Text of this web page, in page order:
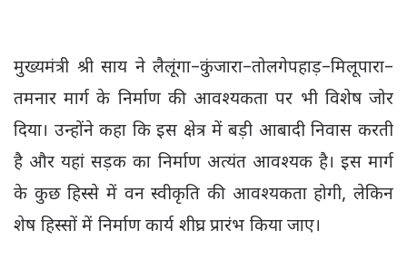
मुख्यमंत्री श्री साय ने लैलूंगा–कुंजारा–तोलगेपहाड़–मिलूपारा–
तमनार मार्ग के निर्माण की आवश्यकता पर भी विशेष जोर
दिया। उन्होंने कहा कि इस क्षेत्र में बड़ी आबादी निवास करती
है और यहां सड़क का निर्माण अत्यंत आवश्यक है। इस मार्ग
के कुछ हिस्से में वन स्वीकृति की आवश्यकता होगी, लेकिन
शेष हिस्सों में निर्माण कार्य शीघ्र प्रारंभ किया जाए।